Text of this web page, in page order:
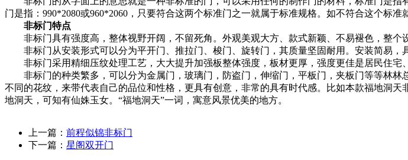
门是指：990*2080或960*2060，只要符合这两个标准门之一就属于标准规格。如不符合这个标准
非标门特点
非标门具有强度高，整体视野开阔，不留死角。外观美观大方、款式新颖、不易褪色，整个
非标门从安装形式可以分为平开门、推拉门、梭门、旋转门，其质量坚固耐用。安装简易，
非标门采用精细压纹处理工艺，大大提升加强板整体强度，板材更厚，强度更佳是居民住宅
非标门的种类繁多，可以分为金属门，玻璃门，防盗门，伸缩门，平板门，夹板门等等林林
不同的花纹，来带代表自己的品位和性格，更具有创意，非常的具有时代感。比如本款福地洞
地洞天，可知有仙姝玉女。“福地洞天”一词，寓意风景优美的地方。
上一篇： 前程似锦非标门
下一篇： 星阁双开门